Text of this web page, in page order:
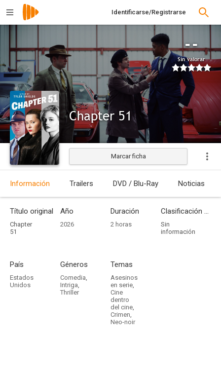
Identificarse/Registrarse
--
Sin valorar
Chapter 51
Estrenada
Marcar ficha
Información Trailers DVD / Blu-Ray Noticias
Título original
Chapter
51
Año
2026
Duración
2 horas
Clasificación por edades
Sin
información
País
Estados
Unidos
Géneros
Comedia,
Intriga,
Thriller
Temas
Asesinos
en serie,
Cine
dentro
del cine,
Crimen,
Neo-noir